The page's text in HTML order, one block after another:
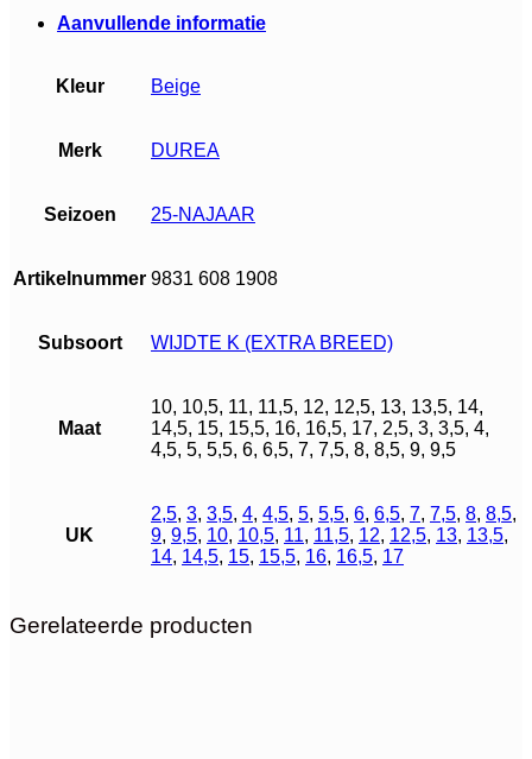
Aanvullende informatie
Kleur Beige
Merk DUREA
Seizoen 25-NAJAAR
Artikelnummer 9831 608 1908
Subsoort WIJDTE K (EXTRA BREED)
Maat
10, 10,5, 11, 11,5, 12, 12,5, 13, 13,5, 14,
14,5, 15, 15,5, 16, 16,5, 17, 2,5, 3, 3,5, 4,
4,5, 5, 5,5, 6, 6,5, 7, 7,5, 8, 8,5, 9, 9,5
UK
2,5, 3, 3,5, 4, 4,5, 5, 5,5, 6, 6,5, 7, 7,5, 8, 8,5,
9, 9,5, 10, 10,5, 11, 11,5, 12, 12,5, 13, 13,5,
14, 14,5, 15, 15,5, 16, 16,5, 17
Gerelateerde producten